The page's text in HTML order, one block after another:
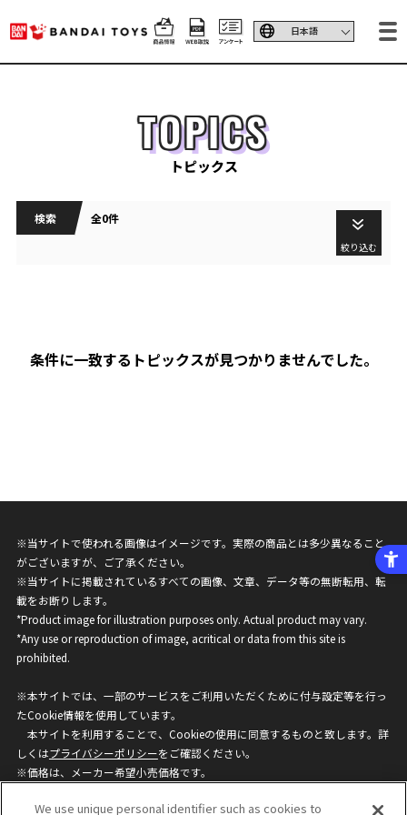
TOPICS
トピックス
検索 全0件
絞り込む
条件に一致するトピックスが見つかりませんでした。
※当サイトで使われる画像はイメージです。実際の商品とは多少異なること
がございますが、ご了承ください。
※当サイトに掲載されているすべての画像、文章、データ等の無断転用、転
載をお断りします。
*Product image for illustration purposes only. Actual product may vary.
*Any use or reproduction of image, acritical or data from this site is
prohibited.
※本サイトでは、一部のサービスをご利用いただくために付与設定等を行っ
たCookie情報を使用しています。
本サイトを利用することで、Cookieの使用に同意するものと致します。詳
しくはプライバシーポリシーをご確認ください。
※価格は、メーカー希望小売価格です。
ざいますのでご了承ください。
We use unique personal identifier such as cookies to